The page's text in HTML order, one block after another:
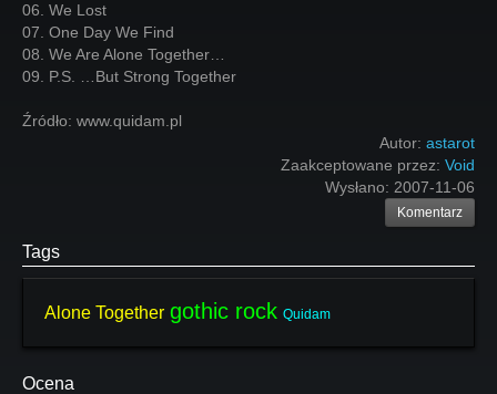
06. We Lost
07. One Day We Find
08. We Are Alone Together…
09. P.S. …But Strong Together
Źródło: www.quidam.pl
Autor: astarot
Zaakceptowane przez: Void
Wysłano: 2007-11-06
Komentarz
Tags
Alone Together gothic rock Quidam
Ocena